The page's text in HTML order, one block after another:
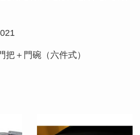
把＋門碗（六件式）